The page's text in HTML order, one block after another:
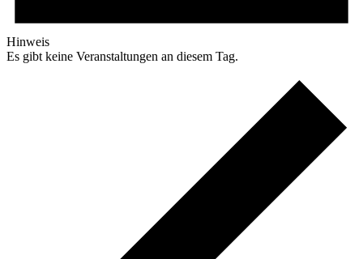
Hinweis
Es gibt keine Veranstaltungen an diesem Tag.